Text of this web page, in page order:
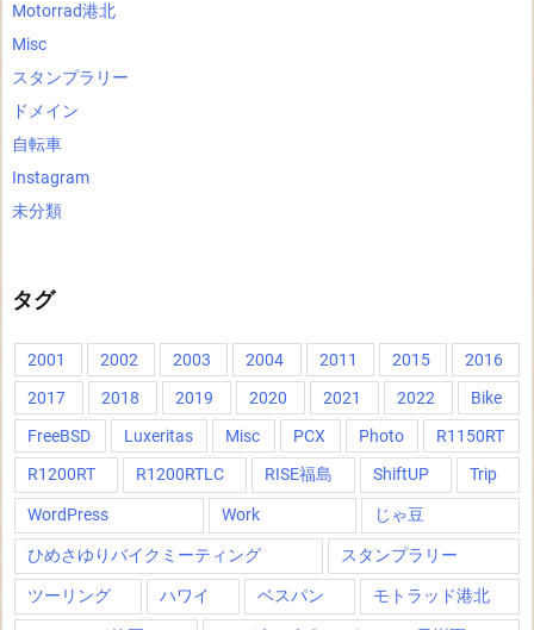
Motorrad港北
Misc
スタンプラリー
ドメイン
自転車
Instagram
未分類
タグ
2001 2002 2003 2004 2011 2015
2016
2017
2018 2019 2020 2021 2022
Bike
FreeBSD
Luxeritas Misc PCX Photo
R1150RT
R1200RT
R1200RTLC RISE福島 ShiftUP Trip
WordPress Work じゃ豆
ひめさゆりバイクミーティング スタンプラリー
ツーリング ハワイ ベスパン モトラッド港北